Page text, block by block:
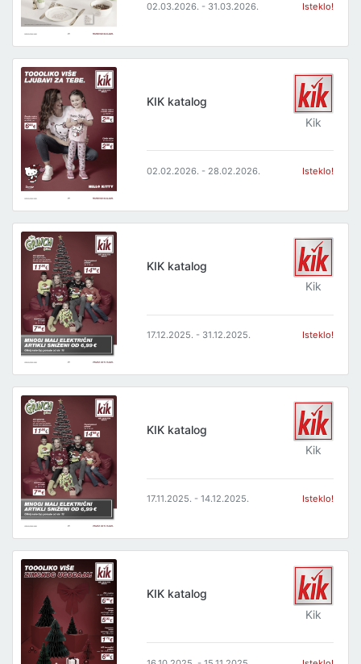
02.03.2026. - 31.03.2026. Isteklo!
KIK katalog
Kik
02.02.2026. - 28.02.2026. Isteklo!
KIK katalog
Kik
17.12.2025. - 31.12.2025. Isteklo!
KIK katalog
Kik
17.11.2025. - 14.12.2025. Isteklo!
KIK katalog
Kik